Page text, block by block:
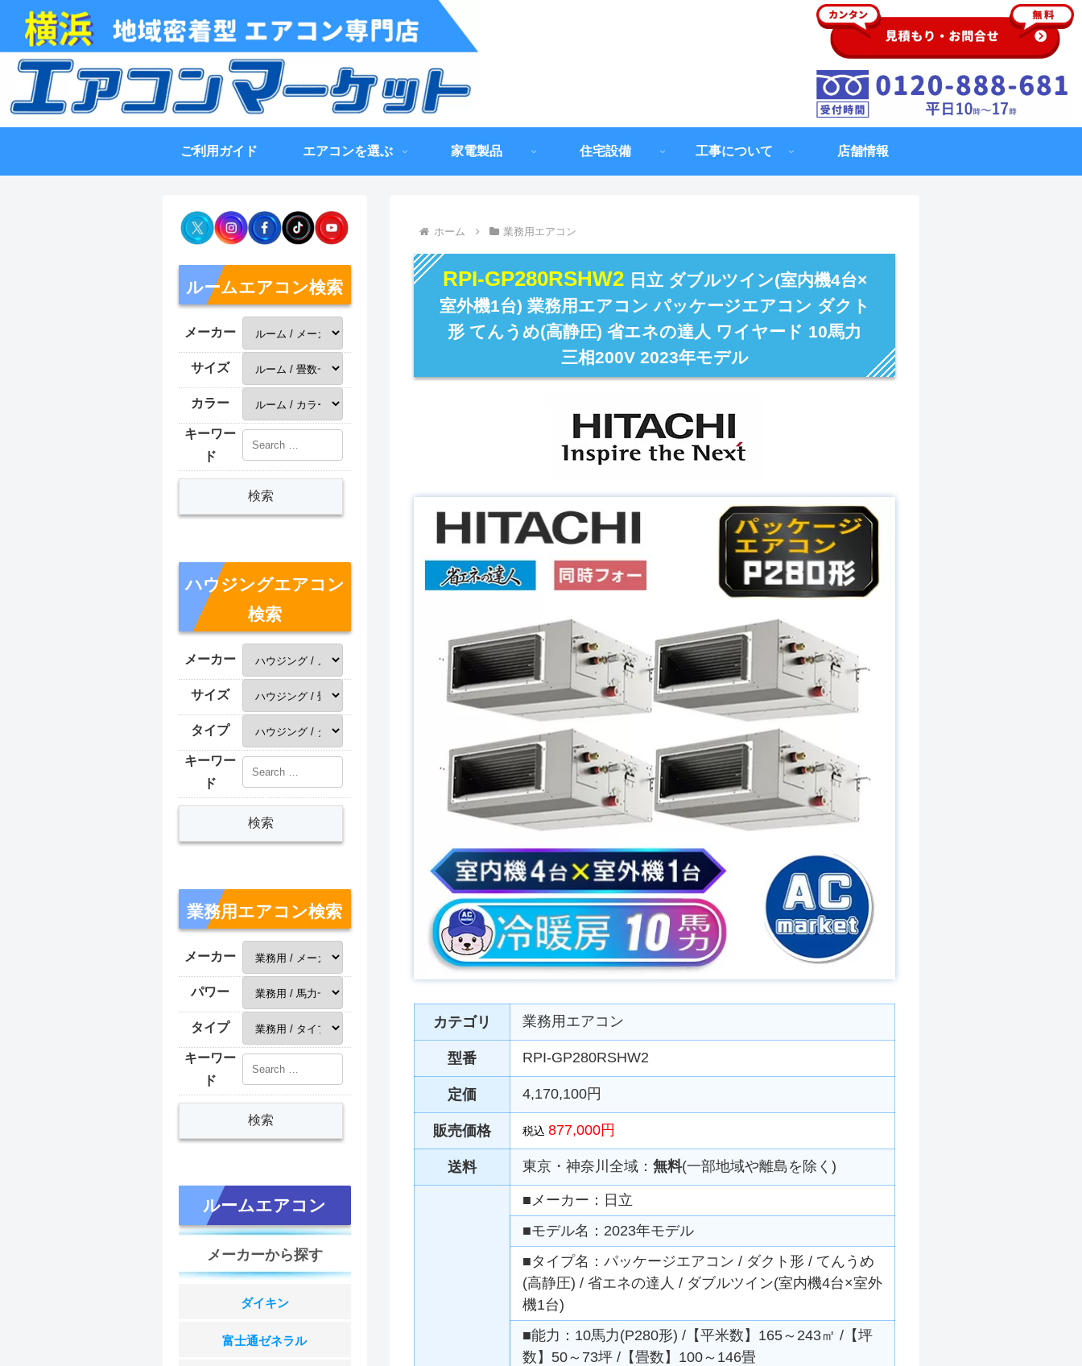
ご利用ガイド エアコンを選ぶ 家電製品 住宅設備 工事について 店舗情報
ホーム 業務用エアコン
RPI-GP280RSHW2 日立 ダブルツイン(室内機4台×
室外機1台) 業務用エアコン パッケージエアコン ダクト
形 てんうめ(高静圧) 省エネの達人 ワイヤード 10馬力
三相200V 2023年モデル
カテゴリ 業務用エアコン
型番 RPI-GP280RSHW2
定価 4,170,100円
販売価格 税込 877,000円
送料 東京・神奈川全域： 無料(一部地域や離島を除く)
■メーカー：日立
■モデル名：2023年モデル
■タイプ名：パッケージエアコン / ダクト形 / てんうめ
(高静圧) / 省エネの達人 / ダブルツイン(室内機4台×室外
機1台)
■能力：10馬力(P280形) /【平米数】165～243㎡ /【坪
数】50～73坪 /【畳数】100～146畳
ルームエアコン検索
メーカー
サイズ
カラー
キーワー
ド
ハウジングエアコン
検索
メーカー
サイズ
タイプ
キーワー
ド
業務用エアコン検索
メーカー
パワー
タイプ
キーワー
ド
ルームエアコン
メーカーから探す
ダイキン
富士通ゼネラル